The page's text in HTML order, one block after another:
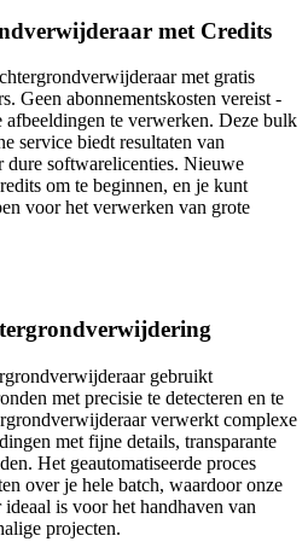
met Credits
met gratis
Geen abonnementskosten vereist -
te verwerken. Deze bulk
service biedt resultaten van
dure softwarelicenties. Nieuwe
om te beginnen, en je kunt
voor het verwerken van grote
gebruikt
met precisie te detecteren en te
verwerkt complexe
met fijne details, transparante
Het geautomatiseerde proces
over je hele batch, waardoor onze
is voor het handhaven van
projecten.